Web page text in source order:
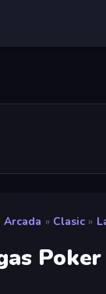
Arcada » Clasic »
Poker